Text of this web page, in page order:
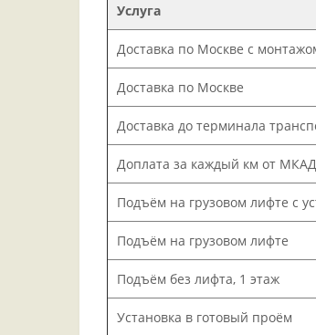
Услуга
Доставка по Москве с
Доставка по Москве
Доставка до терминала
Доплата за каждый км от МКАД
Подъём на грузовом лифте с
Подъём на грузовом лифте
Подъём без лифта, 1 этаж
Установка в готовый проём